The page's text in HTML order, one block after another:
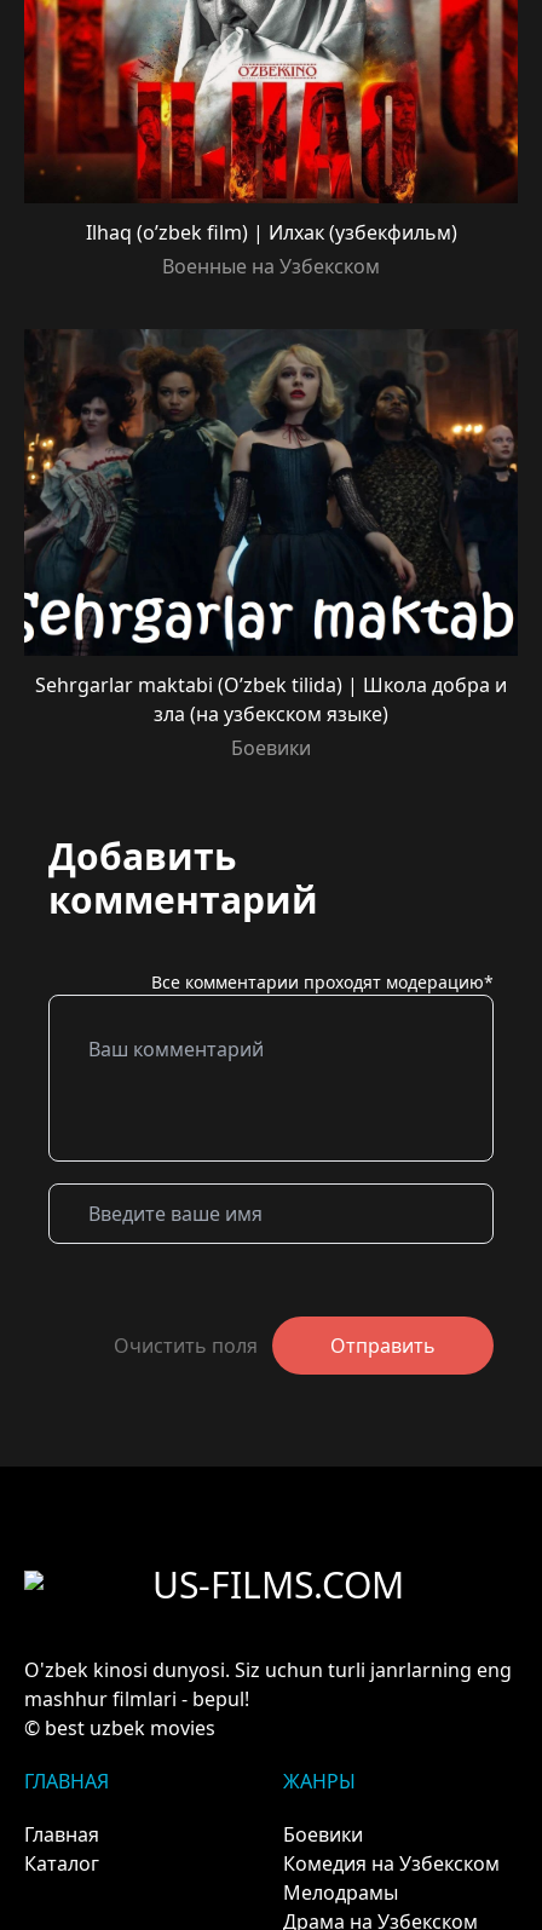
Ilhaq (o’zbek film) | Илхак (узбекфильм)
Военные на Узбекском
Sehrgarlar maktabi (O’zbek tilida) | Школа добра и
зла (на узбекском языке)
Боевики
Добавить
комментарий
Все комментарии проходят модерацию*
Очистить поля Отправить
US-FILMS.COM
O'zbek kinosi dunyosi. Siz uchun turli janrlarning eng
mashhur filmlari - bepul!
© best uzbek movies
ГЛАВНАЯ
Главная
Каталог
ЖАНРЫ
Боевики
Комедия на Узбекском
Мелодрамы
Драма на Узбекском